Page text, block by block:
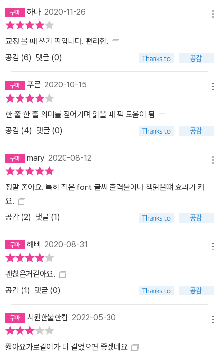
하나 2020-11-26
교정 볼 때 쓰기 딱입니다. 편리함.
공감 (6) 댓글 (0)
푸른 2020-10-15
한 줄 한 줄 의미를 짚어가며 읽을 때 퍽 도움이 됨
공감 (4) 댓글 (0)
mary 2020-08-12
정말 좋아요. 특히 작은 font 글씨 출력물이나 책읽을떄 효과가 커
요.
공감 (2) 댓글 (1)
해삐 2020-08-31
괜찮은거같아요.
공감 (1) 댓글 (0)
시원한물한컵 2022-05-30
짧아요가로길이가 더 길었으면 좋겠네요